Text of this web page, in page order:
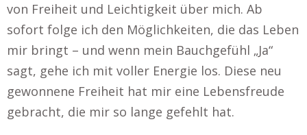
von Freiheit und Leichtigkeit über mich. Ab
sofort folge ich den Möglichkeiten, die das Leben
mir bringt – und wenn mein Bauchgefühl „Ja“
sagt, gehe ich mit voller Energie los. Diese neu
gewonnene Freiheit hat mir eine Lebensfreude
gebracht, die mir so lange gefehlt hat.